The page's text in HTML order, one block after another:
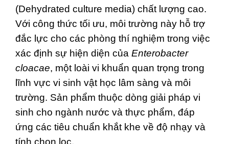
(Dehydrated culture media) chất lượng cao.
Với công thức tối ưu, môi trường này hỗ trợ
đắc lực cho các phòng thí nghiệm trong việc
xác định sự hiện diện của Enterobacter
cloacae, một loài vi khuẩn quan trọng trong
lĩnh vực vi sinh vật học lâm sàng và môi
trường. Sản phẩm thuộc dòng giải pháp vi
sinh cho ngành nước và thực phẩm, đáp
ứng các tiêu chuẩn khắt khe về độ nhạy và
tính chọn lọc.